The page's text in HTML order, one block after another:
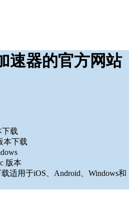
速器的官方网站
下载
本下载
版本